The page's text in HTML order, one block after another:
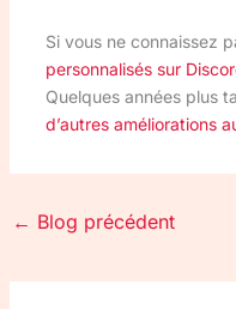
Si vous ne connaissez
personnalisés sur
Quelques années plus
d’autres améliorations
← Blog précédent